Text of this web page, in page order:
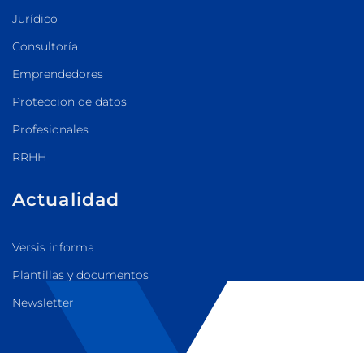
Jurídico
Consultoría
Emprendedores
Proteccion de datos
Profesionales
RRHH
Actualidad
Versis informa
Plantillas y documentos
Newsletter